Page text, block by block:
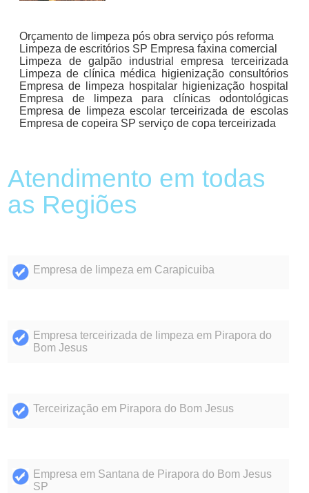
Orçamento de limpeza pós obra serviço pós reforma
Limpeza de escritórios SP Empresa faxina comercial
Limpeza de galpão industrial empresa terceirizada
Limpeza de clínica médica higienização consultórios
Empresa de limpeza hospitalar higienização hospital
Empresa de limpeza para clínicas odontológicas
Empresa de limpeza escolar terceirizada de escolas
Empresa de copeira SP serviço de copa terceirizada
Atendimento em todas
as Regiões
Empresa de limpeza em Carapicuiba
Empresa terceirizada de limpeza em Pirapora do
Bom Jesus
Terceirização em Pirapora do Bom Jesus
Empresa em Santana de Pirapora do Bom Jesus
SP